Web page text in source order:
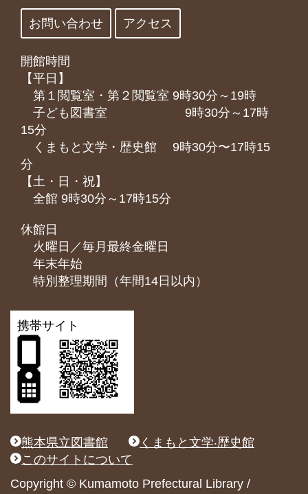
お問い合わせ アクセス
開館時間
【平日】
第１閲覧室・第２閲覧室 9時30分～19時
子ども図書室 9時30分～17時
15分
くまもと⽂学・歴史館 9時30分〜17時15
分
【土・日・祝】
全館 9時30分～17時15分
休館日
火曜日／毎月最終金曜日
年末年始
特別整理期間（年間14日以内）
携帯サイト
熊本県立図書館
くまもと文学‧歴史館
このサイトについて
Copyright © Kumamoto Prefectural Library /